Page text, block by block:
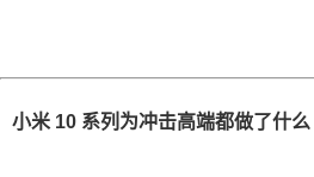
小米 10 系列为冲击高端都做了什么